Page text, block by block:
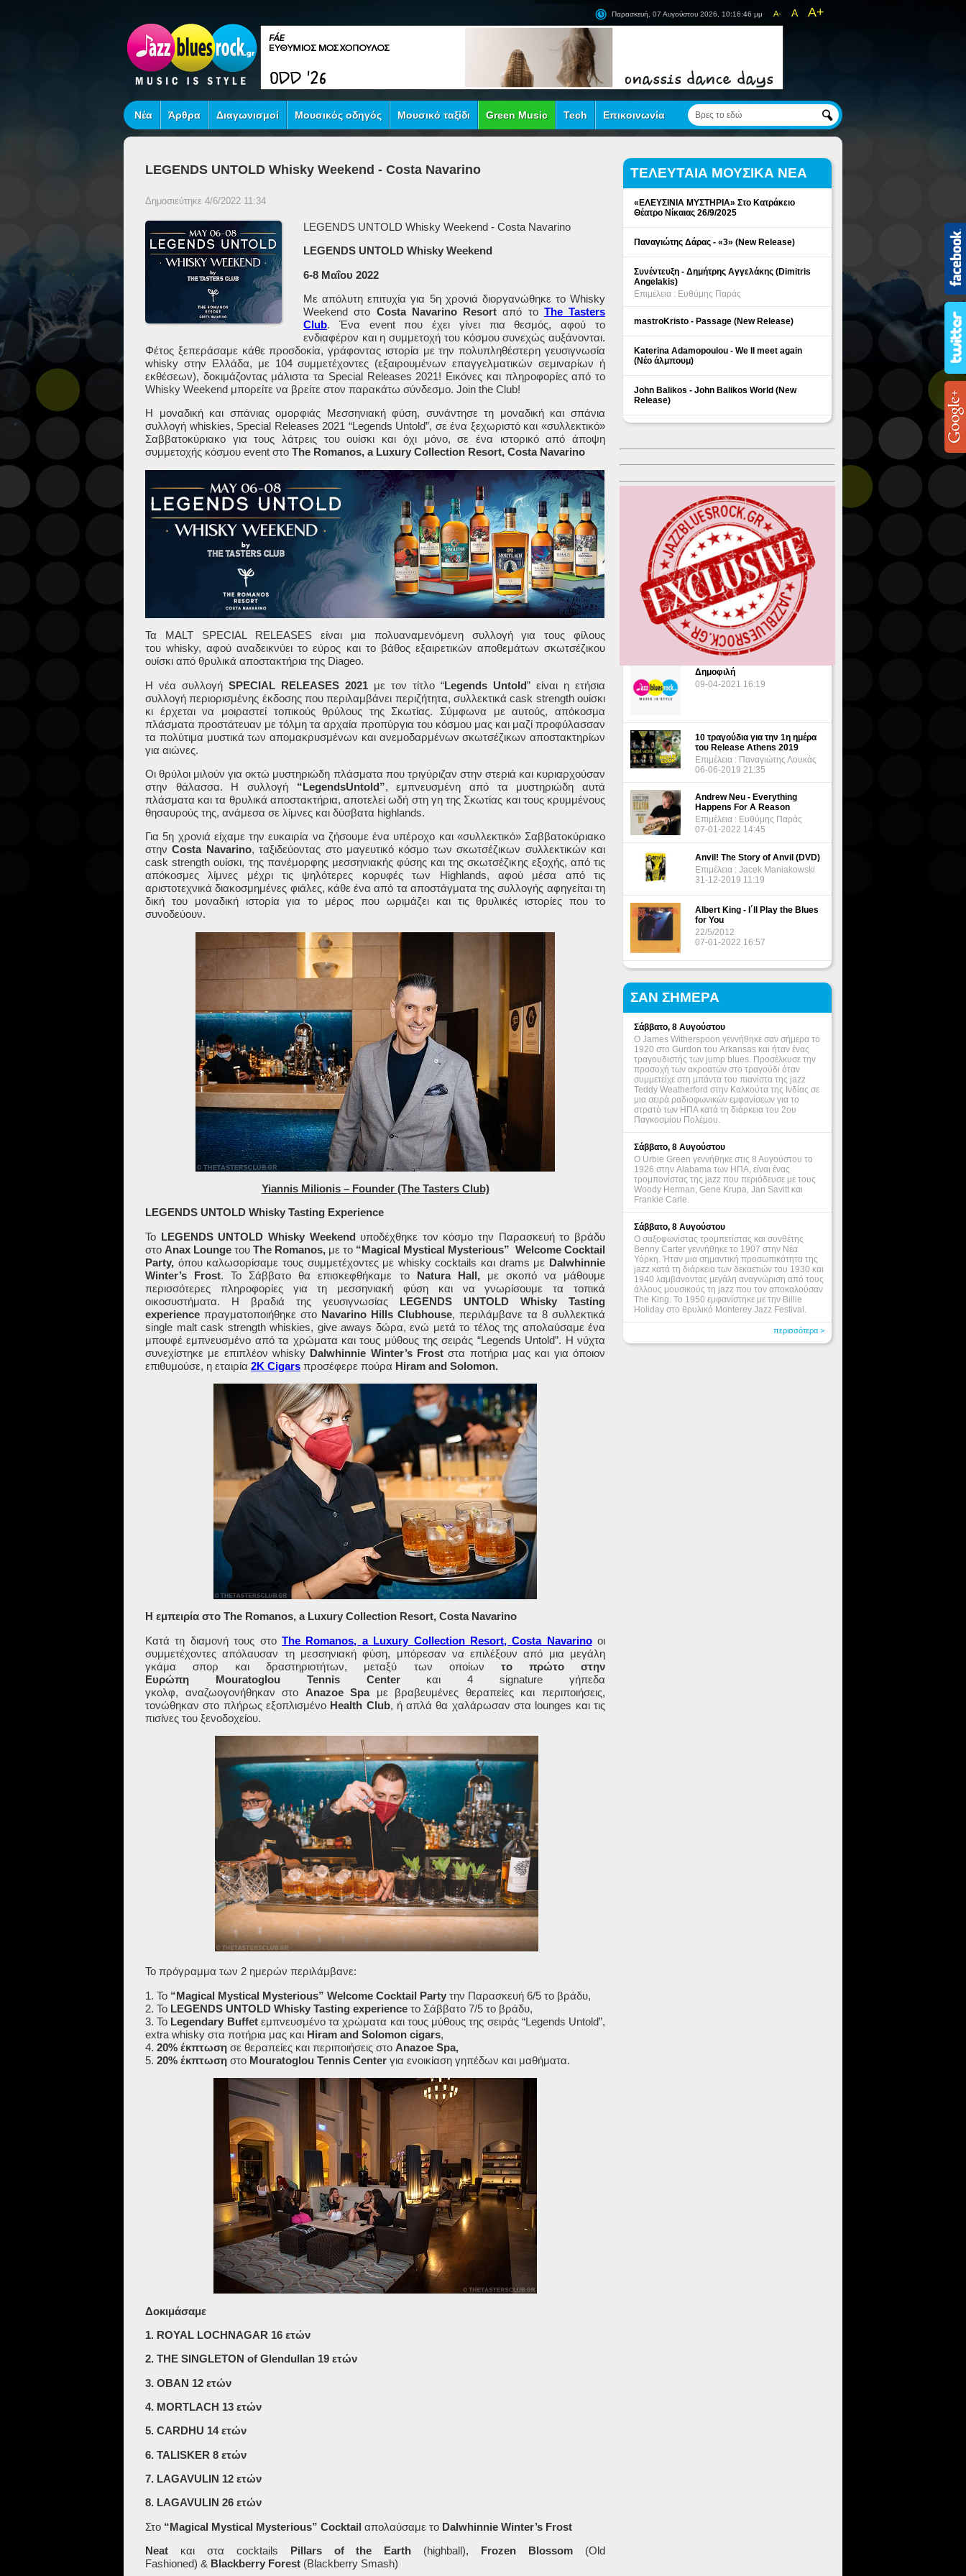
A- A A+
Παρασκευή, 07 Αυγούστου 2026, 10:16:47 μμ
Νέα Άρθρα Διαγωνισμοί Μουσικός οδηγός Μουσικό ταξίδι Green Music Tech Επικοινωνία
LEGENDS UNTOLD Whisky Weekend - Costa Navarino
Δημοσιεύτηκε 4/6/2022 11:34
LEGENDS UNTOLD Whisky Weekend - Costa Navarino
LEGENDS UNTOLD Whisky Weekend
6-8 Μαΐου 2022
Με απόλυτη επιτυχία για 5η χρονιά διοργανώθηκε το Whisky
Weekend στο Costa Navarino Resort από το The Tasters
Club. Ένα event που έχει γίνει πια θεσμός, αφού το
ενδιαφέρον και η συμμετοχή του κόσμου συνεχώς αυξάνονται.
Φέτος ξεπεράσαμε κάθε προσδοκία, γράφοντας ιστορία με την πολυπληθέστερη γευσιγνωσία
whisky στην Ελλάδα, με 104 συμμετέχοντες (εξαιρουμένων επαγγελματικών σεμιναρίων ή
εκθέσεων), δοκιμάζοντας μάλιστα τα Special Releases 2021! Εικόνες και πληροφορίες από το
Whisky Weekend μπορείτε να βρείτε στον παρακάτω σύνδεσμο. Join the Club!
Η μοναδική και σπάνιας ομορφιάς Μεσσηνιακή φύση, συνάντησε τη μοναδική και σπάνια
συλλογή whiskies, Special Releases2021 “Legends Untold”, σε ένα ξεχωριστό και «συλλεκτικό»
Σαββατοκύριακο για τους λάτρεις του ουίσκι και όχι μόνο, σε ένα ιστορικό από άποψη
συμμετοχής κόσμου event στο The Romanos, a Luxury Collection Resort, Costa Navarino
Τα MALT SPECIAL RELEASES
είναι μια πολυαναμενόμενη συλλογή για τους φίλους
τουwhisky, αφού αναδεικνύει το εύρος και το βάθος εξαιρετικών αποθεμάτων σκωτσέζικου
ουίσκι από θρυλικά αποστακτήρια της Diageo.
Η νέα συλλογή SPECIAL RELEASES 2021 με τον τίτλο “Legends Untold” είναι η ετήσια
συλλογή περιορισμένης έκδοσης που περιλαμβάνει περιζήτητα, συλλεκτικάcask strengthουίσκι
κι έρχεται να μοιραστεί τοπικούς θρύλους της Σκωτίας. Σύμφωνα με αυτούς, απόκοσμα
πλάσματα προστάτευαν με τόλμη τα αρχαία προπύργια του κόσμου μας και μαζί προφύλασσαν
τα πολύτιμα μυστικά των απομακρυσμένων και ανεμοδαρμένων σκωτσέζικων αποστακτηρίων
για αιώνες.
Οι θρύλοι μιλούν για οκτώ μυστηριώδη πλάσματα που τριγύριζαν στην στεριά και κυριαρχούσαν
στην θάλασσα. H συλλογή “LegendsUntold”, εμπνευσμένη από τα μυστηριώδη αυτά
πλάσματα και τα θρυλικά αποστακτήρια, αποτελεί ωδή στη γη της Σκωτίας και τους κρυμμένους
θησαυρούς της, ανάμεσα σε λίμνες και δύσβατα highlands.
Για 5η χρονιά είχαμε την ευκαιρία να ζήσουμε ένα υπέροχο και «συλλεκτικό» Σαββατοκύριακο
στηνCosta Navarino, ταξιδεύοντας στο μαγευτικό κόσμο των σκωτσέζικων συλλεκτικών και
cask strength ουίσκι, της πανέμορφης μεσσηνιακής φύσης και της σκωτσέζικης εξοχής, από τις
απόκοσμες λίμνες μέχρι τις ψηλότερες κορυφές των Highlands, αφού μέσα από τις
αριστοτεχνικά διακοσμημένες φιάλες, κάθε ένα από τα αποστάγματα της συλλογής αφηγείται τη
δική του μοναδική ιστορία για το μέρος που ωριμάζει και τις θρυλικές ιστορίες που το
συνοδεύουν.
Yiannis Milionis – Founder (The Tasters Club)
LEGENDS UNTOLD Whisky Tasting Experience
Το LEGENDS UNTOLD Whisky Weekend υποδέχθηκε τον κόσμο την Παρασκευή το βράδυ
στο Anax Lounge του The Romanos, με το “Magical Mystical Mysterious” Welcome Cocktail
Party, όπου καλωσορίσαμε τους συμμετέχοντες με whisky cocktails και drams με Dalwhinnie
Winter’s Frost. Το Σάββατο θα επισκεφθήκαμε το Natura Hall,με σκοπό να μάθουμε
περισσότερες πληροφορίες για τη μεσσηνιακή φύση και να γνωρίσουμε τα τοπικά
οικοσυστήματα. H βραδιά της γευσιγνωσίας LEGENDS UNTOLD Whisky Tasting
experience πραγματοποιήθηκε στο Navarino Hills Clubhouse, περιλάμβανε τα 8 συλλεκτικά
single malt cask strength whiskies, give aways δώρα, ενώ μετά το τέλος της απολαύσαμε ένα
μπουφέ εμπνευσμένο από τα χρώματα και τους μύθους της σειράς “Legends Untold”. Η νύχτα
συνεχίστηκε με επιπλέον whisky Dalwhinnie Winter’s Frostστα ποτήρια μας και για όποιον
επιθυμούσε, η εταιρία 2K Cigars προσέφερε πούρα Hiram and Solomon.
Η εμπειρία στο The Romanos, a Luxury Collection Resort, Costa Navarino
Κατά τη διαμονή τους στο The Romanos, a Luxury Collection Resort,CostaNavarinoοι
συμμετέχοντες απόλαυσαν τη μεσσηνιακή φύση, μπόρεσαν να επιλέξουν από μια μεγάλη
γκάμα σπορ και δραστηριοτήτων, μεταξύ των οποίων το πρώτο στην
Ευρώπη Mouratoglou Tennis Center και 4signature
γήπεδα
γκολφ, αναζωογονήθηκαν στο Anazoe Spa
με βραβευμένες θεραπείες και περιποιήσεις,
τονώθηκαν στο πλήρως εξοπλισμένο Health Club, ή απλά θα χαλάρωσαν στα lounges και τις
πισίνες του ξενοδοχείου.
Το πρόγραμμα των 2 ημερών περιλάμβανε:
1. Το “Magical Mystical Mysterious” Welcome Cocktail Party την Παρασκευή 6/5 το βράδυ,
2. Το LEGENDS UNTOLD Whisky Tasting experience το Σάββατο 7/5 το βράδυ,
3. Το Legendary Buffet εμπνευσμένο τα χρώματα και τους μύθους της σειράς “Legends Untold”,
extra whisky στα ποτήρια μας και Hiram and Solomon cigars,
4. 20% έκπτωση σε θεραπείες και περιποιήσεις στο Anazoe Spa,
5. 20% έκπτωση στο Mouratoglou Tennis Center για ενοικίαση γηπέδων και μαθήματα.
Δοκιμάσαμε
1. ROYAL LOCHNAGAR 16 ετών
2. THE SINGLETON of Glendullan 19 ετών
3. OBAN 12 ετών
4. MORTLACH 13 ετών
5. CARDHU 14 ετών
6. TALISKER 8 ετών
7. LAGAVULIN 12 ετών
8. LAGAVULIN 26 ετών
Στο “Magical Mystical Mysterious” Cocktail απολαύσαμε το Dalwhinnie Winter’s Frost
Neat και στα cocktails Pillars of the Earth (highball), Frozen Blossom (Old
Fashioned) & Blackberry Forest (Blackberry Smash)
ΤΕΛΕΥΤΑΙΑ ΜΟΥΣΙΚΑ ΝΕΑ
«ΕΛΕΥΣΙΝΙΑ ΜΥΣΤΗΡΙΑ» Στο Κατράκειο
Θέατρο Νίκαιας 26/9/2025
Παναγιώτης Δάρας - «3» (New Release)
Συνέντευξη - Δημήτρης Αγγελάκης (Dimitris
Angelakis)
Επιμέλεια : Ευθύμης Παράς
mastroKristo - Passage (New Release)
Katerina Adamopoulou - We ll meet again
(Νέο άλμπουμ)
John Balikos - John Balikos World (New
Release)
ΔΗΜΟΦΙΛΗ ΘΕΜΑΤΑ
Δημοφιλή
09-04-2021 16:19
10 τραγούδια για την 1η ημέρα
του Release Athens 2019
Επιμέλεια : Παναγιώτης Λουκάς
06-06-2019 21:35
Andrew Neu - Everything
Happens For A Reason
Επιμέλεια : Ευθύμης Παράς
07-01-2022 14:45
Anvil! The Story of Anvil (DVD)
Επιμέλεια : Jacek Maniakowski
31-12-2019 11:19
Albert King - I΄ll Play the Blues
for You
22/5/2012
07-01-2022 16:57
ΣΑΝ ΣΗΜΕΡΑ
Σάββατο, 8 Αυγούστου
Ο James Witherspoon γεννήθηκε σαν σήμερα το
1920 στο Gurdon του Arkansas και ήταν ένας
τραγουδιστής των jump blues. Προσέλκυσε την
προσοχή των ακροατών στο τραγούδι όταν
συμμετείχε στη μπάντα του πιανίστα της jazz
Teddy Weatherford στην Καλκούτα της Ινδίας σε
μια σειρά ραδιοφωνικών εμφανίσεων για το
στρατό των ΗΠΑ κατά τη διάρκεια του 2ου
Παγκοσμίου Πολέμου.
Σάββατο, 8 Αυγούστου
Ο Urbie Green γεννήθηκε στις 8 Αυγούστου το
1926 στην Alabama των ΗΠΑ, είναι ένας
τρομπονίστας της jazz που περιόδευσε με τους
Woody Herman, Gene Krupa, Jan Savitt και
Frankie Carle.
Σάββατο, 8 Αυγούστου
Ο σαξοφωνίστας τρομπετίστας και συνθέτης
Benny Carter γεννήθηκε το 1907 στην Νέα
Υόρκη. Ήταν μια σημαντική προσωπικότητα της
jazz κατά τη διάρκεια των δεκαετιών του 1930 και
1940 λαμβάνοντας μεγάλη αναγνώριση από τους
άλλους μουσικούς τη jazz που τον αποκαλούσαν
The King. Το 1950 εμφανίστηκε με την Billie
Holiday στο θρυλικό Monterey Jazz Festival.
περισσότερα >